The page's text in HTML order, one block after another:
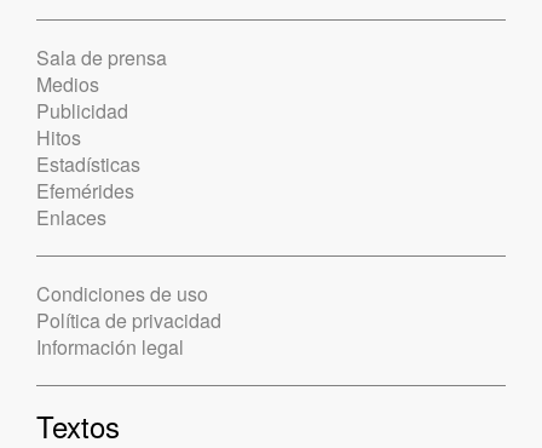
Sala de prensa
Medios
Publicidad
Hitos
Estadísticas
Efemérides
Enlaces
Condiciones de uso
Política de privacidad
Información legal
Textos